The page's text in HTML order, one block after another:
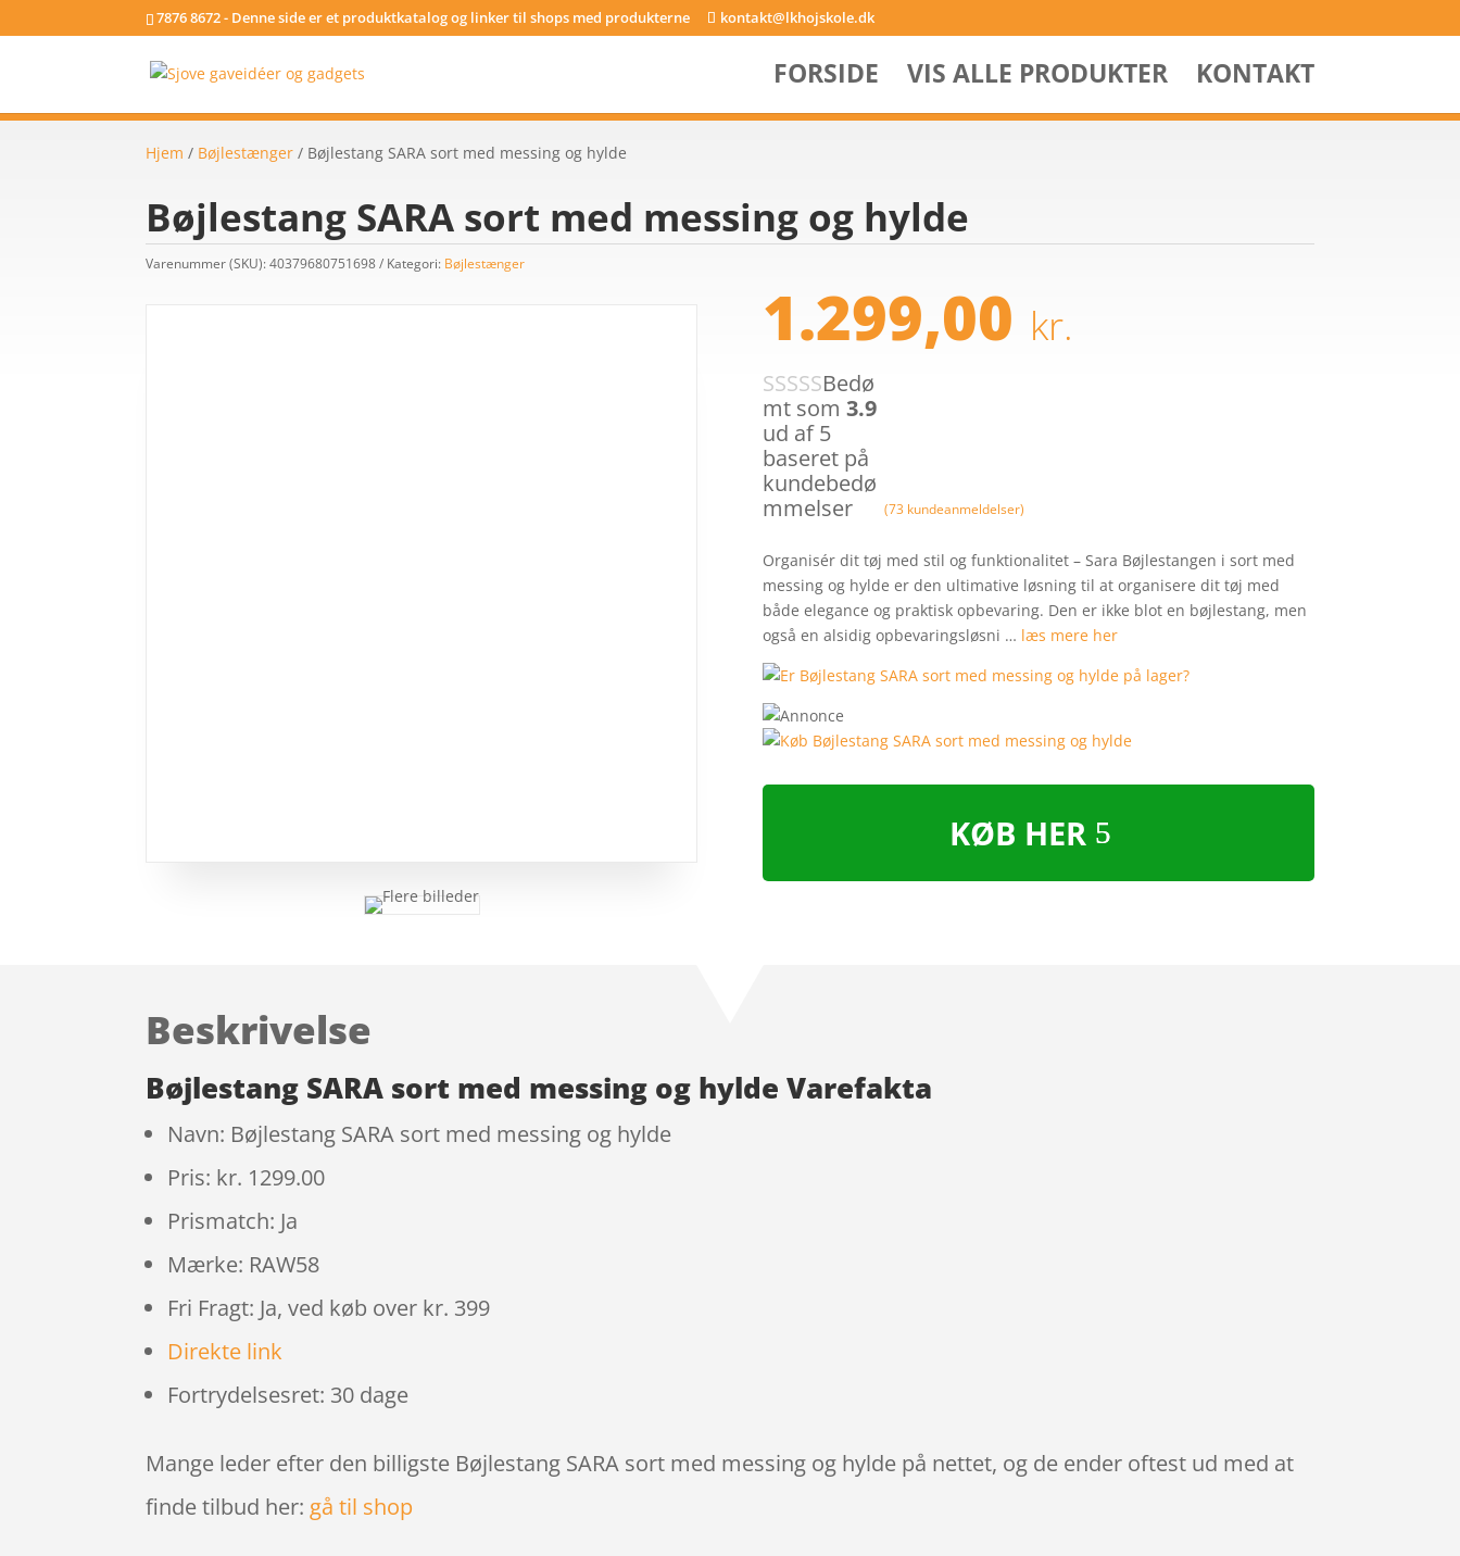
7876 8672 - Denne side er et produktkatalog og linker til shops med produkterne kontakt@lkhojskole.dk
FORSIDE VIS ALLE PRODUKTER KONTAKT
Hjem / Bøjlestænger / Bøjlestang SARA sort med messing og hylde
Bøjlestang SARA sort med messing og hylde
Varenummer (SKU):40379680751698 Kategori: Bøjlestænger
1.299,00 kr.
Bedø
mt som 3.9
ud af 5
baseret på
kundebedø
mmelser
(73kundeanmeldelser)
Organisér dit tøj med stil og funktionalitet – Sara Bøjlestangen i sort med
messing og hylde er den ultimative løsning til at organisere dit tøj med
både elegance og praktisk opbevaring. Den er ikke blot en bøjlestang, men
også en alsidig opbevaringsløsni … læs mere her
KØB HER
Beskrivelse
Bøjlestang SARA sort med messing og hylde Varefakta
Navn: Bøjlestang SARA sort med messing og hylde
Pris: kr. 1299.00
Prismatch: Ja
Mærke: RAW58
Fri Fragt: Ja, ved køb over kr. 399
Direkte link
Fortrydelsesret: 30 dage
Mange leder efter den billigste Bøjlestang SARA sort med messing og hylde på nettet, og de ender oftest ud med at
finde tilbud her:gå til shop